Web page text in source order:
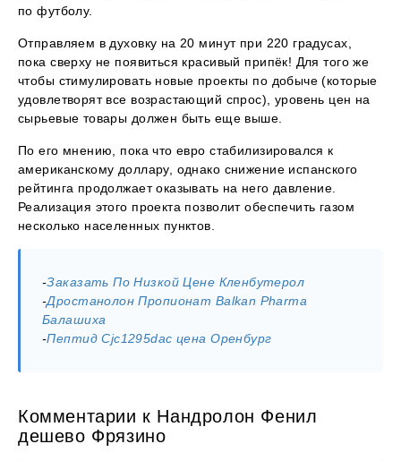
по футболу.
Отправляем в духовку на 20 минут при 220 градусах,
пока сверху не появиться красивый припёк! Для того же
чтобы стимулировать новые проекты по добыче (которые
удовлетворят все возрастающий спрос), уровень цен на
сырьевые товары должен быть еще выше.
По его мнению, пока что евро стабилизировался к
американскому доллару, однако снижение испанского
рейтинга продолжает оказывать на него давление.
Реализация этого проекта позволит обеспечить газом
несколько населенных пунктов.
-Заказать По Низкой Цене Кленбутерол
-Дростанолон Пропионат Balkan Pharma
Балашиха
-Пептид Cjc1295dac цена Оренбург
Комментарии к Нандролон Фенил
дешево Фрязино